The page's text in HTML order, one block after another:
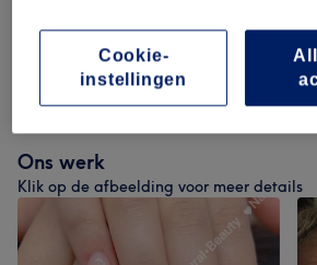
Kunstnagels (7)
Nail Art & Extra's (2)
Ons werk
Klik op de afbeelding voor meer details
Cookie-
instellingen